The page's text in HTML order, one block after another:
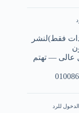
فقط)لنشر
— مؤهل عالى — تهتم
للرد